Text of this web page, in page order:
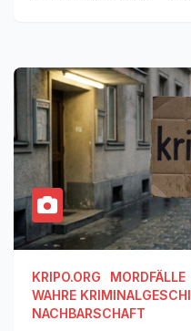
KRIPO.ORG MORDFÄLLE
WAHRE
NACHBARSCHAFT